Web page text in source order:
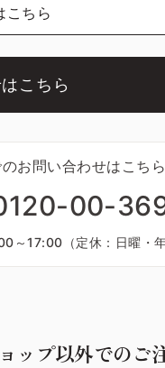
こちら
こちら
お問い合わせはこち
00-
～17:00（定休：日曜・年
ップ以外でのご